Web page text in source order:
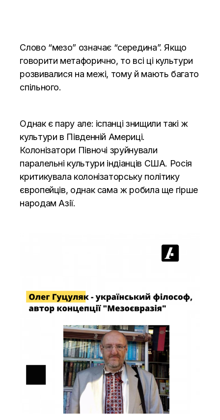
Слово “мезо” означає “середина”. Якщо
говорити метафорично, то всі ці культури
розвивалися на межі, тому й мають багато
спільного.
Однак є пару але: іспанці знищили такі ж
культури в Південній Америці.
Колонізатори Півночі зруйнували
паралельні культури індіанців США. Росія
критикувала колонізаторську політику
європейців, однак сама ж робила ще гірше
народам Азії.